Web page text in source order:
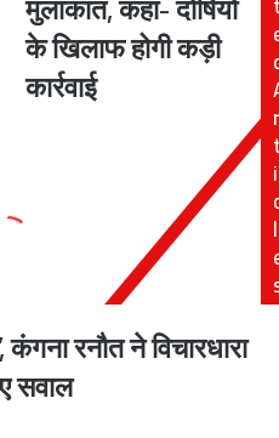
ने
मृतक
के
परिजनों
कार्रवाई
के खिलाफ होगी कड़ी
कार्रवाई
r
i
l
रनौत ने विचारधारा
सवाल